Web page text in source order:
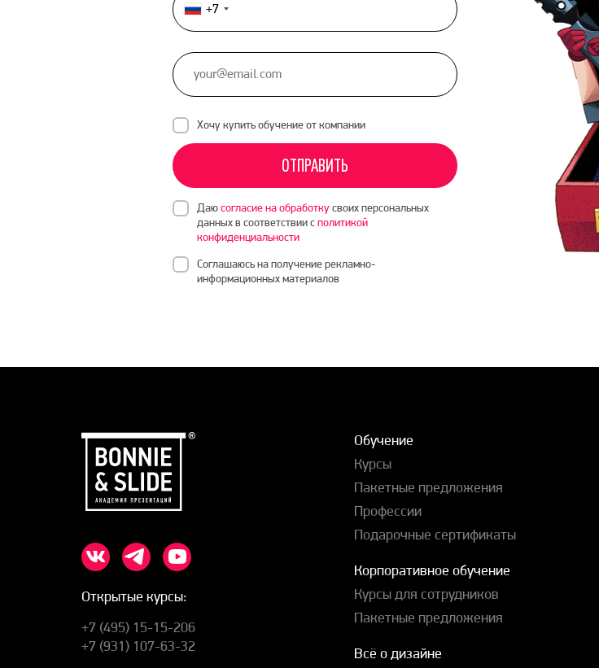
Россия
+7
+7
Хочу купить обучение от компании
ОТПРАВИТЬ
Даюсогласие на обработкусвоих персональных
данных в соответствии сполитикой
конфиденциальности
Соглашаюсь на получение рекламно-
информационных материалов
Открытые курсы:
+7 (495) 15-15-206
+7 (931) 107-63-32
Обучение
Курсы
Пакетные предложения
Профессии
Подарочные сертификаты
Корпоративное обучение
Курсы для сотрудников
Пакетные предложения
Всё о дизайне